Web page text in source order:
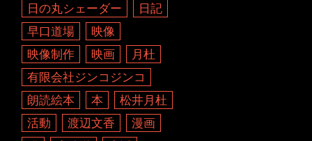
日の丸シェーダー
日記
早口道場
映像
映像制作
映画
月杜
有限会社ジンコジンコ
朗読絵本
本
松井月杜
活動
渡辺文香
漫画